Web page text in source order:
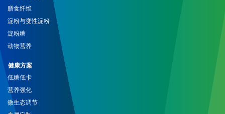
膳食纤维
淀粉与变性淀粉
淀粉糖
动物营养
健康方案
低糖低卡
营养强化
微生态调节